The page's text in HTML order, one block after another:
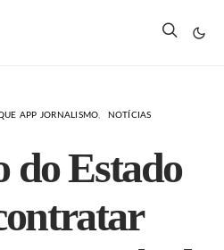
APP JORNALISMO NOTÍCIAS
do Estado